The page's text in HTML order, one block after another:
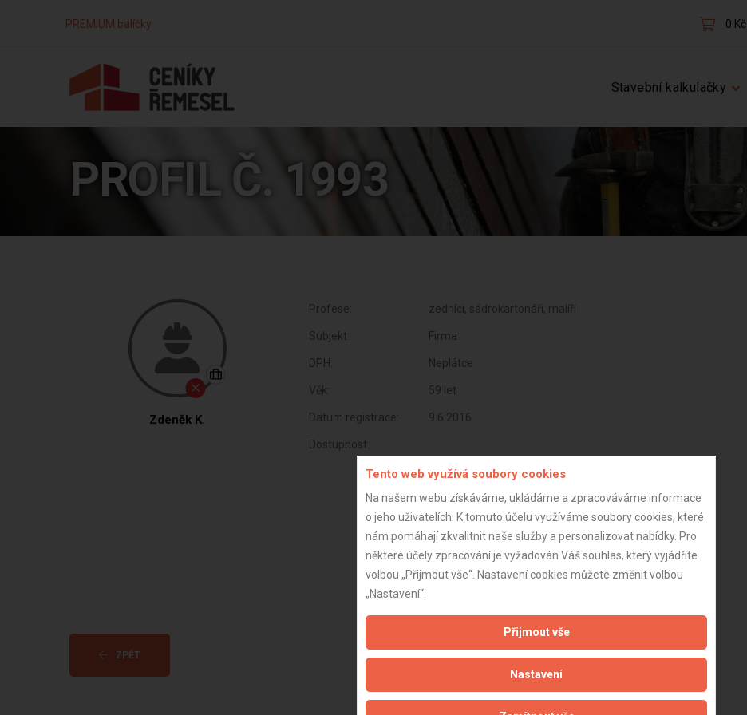
PREMIUM balíčky 0 Kč
Stavební kalkulačky
PROFIL Č. 1993
Zdeněk K.
Profese: zedníci, sádrokartonáři, malíři
Subjekt: Firma
DPH: Neplátce
Věk: 59 let
Datum registrace: 9.6.2016
Dostupnost:
ZPĚT Aktualizováno z portálu ARES dne 03.01.2024 17:00:10
Tento web využívá soubory cookies
Na našem webu získáváme, ukládáme a zpracováváme informace
o jeho uživatelích. K tomuto účelu využíváme soubory cookies, které
nám pomáhají zkvalitnit naše služby a personalizovat nabídky. Pro
některé účely zpracování je vyžadován Váš souhlas, který vyjádříte
volbou „Přijmout vše“. Nastavení cookies můžete změnit volbou
„Nastavení“.
Přijmout vše
Nastavení